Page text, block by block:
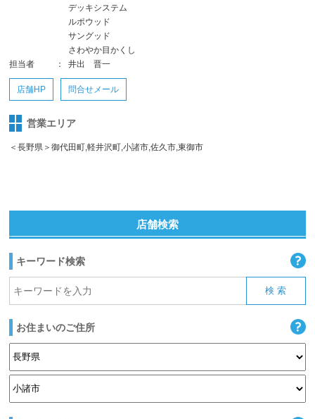
デッキシステム
ルポウッド
サングッド
さわやか目かくし
担当者
： 井出 晋一
店舗HP 問合せメール
営業エリア
＜長野県＞御代田町,軽井沢町,小諸市,佐久市,東御市
店舗検索
キーワード検索
お住まいのご住所